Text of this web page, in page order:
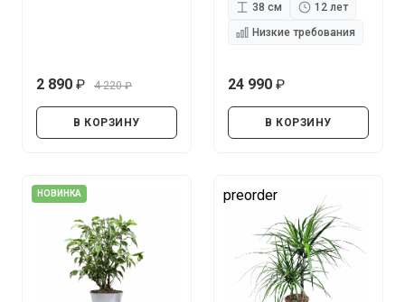
2 890
4 220
В КОРЗИНУ
38 см
12 лет
Низкие требования
24 990
В КОРЗИНУ
НОВИНКА preorder